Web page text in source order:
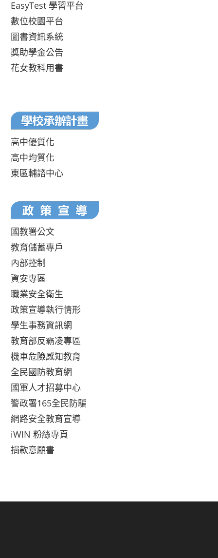
EasyTest 學習平台
數位校園平台
圖書資訊系統
獎助學金公告
花女教科用書
高中優質化
高中均質化
東區輔諮中心
國教署公文
教育儲蓄專戶
內部控制
資安專區
職業安全衛生
政策宣導執行情形
學生事務資訊網
教育部反霸凌專區
機車危險感知教育
全民國防教育網
國軍人才招募中心
警政署165全民防騙
網路安全教育宣導
iWIN 粉絲專頁
捐款意願書